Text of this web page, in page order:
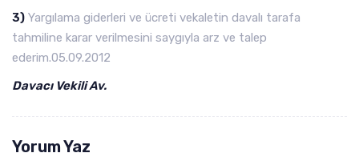
3) Yargılama giderleri ve ücreti vekaletin davalı tarafa
tahmiline karar verilmesini saygıyla arz ve talep
ederim.05.09.2012
Davacı Vekili Av.
Yorum Yaz